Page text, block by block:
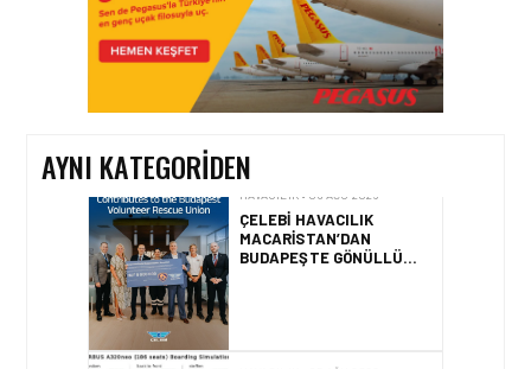
AYNI KATEGORIDEN
HAVACILIK • 05 AĞU 2026
YAKIT MALIYETLERINDEKI
YÜZDE 46’LIK ARTIŞA
KARŞI HANGI ÖNLEMLER
ALINIYOR?
HAVACILIK • 05 AĞU 2026
ÇELEBI HAVACILIK
MACARISTAN’DAN
BUDAPEŞTE GÖNÜLLÜ